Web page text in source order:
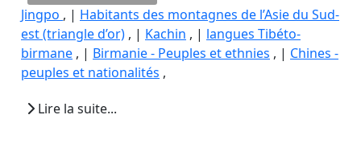
Jingpo , | Habitants des montagnes de l’Asie du Sud-
est (triangle d’or) , | Kachin , | langues Tibéto-
birmane , | Birmanie - Peuples et ethnies , | Chines -
peuples et nationalités ,
Lire la suite...